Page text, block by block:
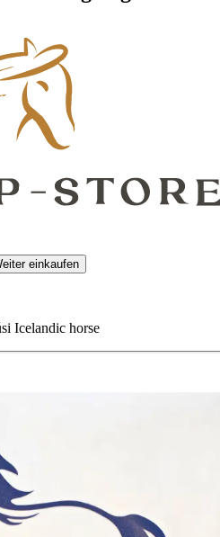
einkaufen
Icelandic horse